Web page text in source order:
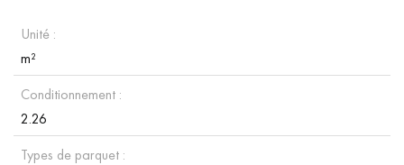
Unité :
m²
Conditionnement :
2.26
Types de parquet :